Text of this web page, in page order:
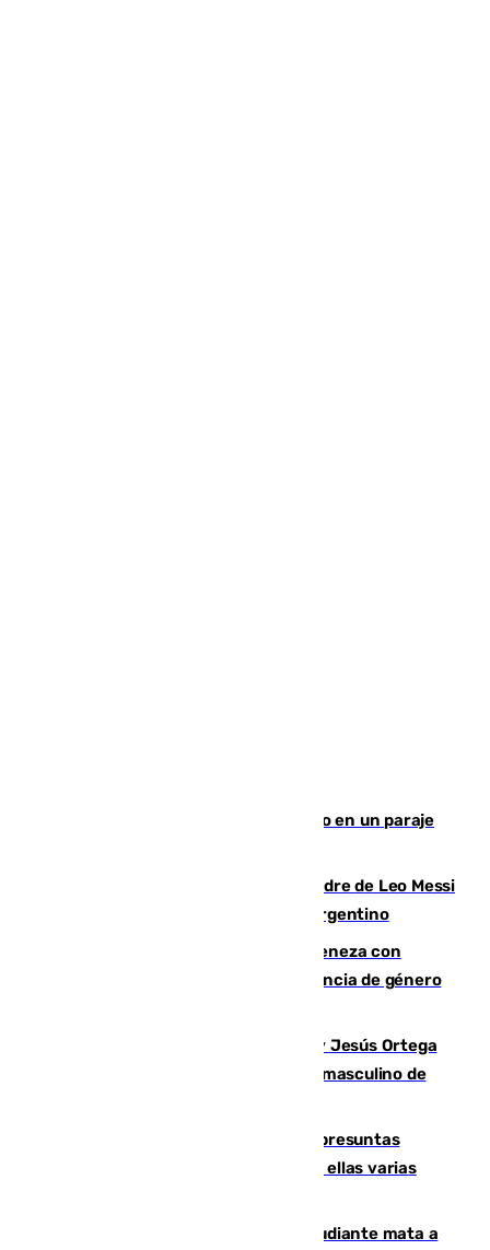
Los Bomberos combaten un incendio en un paraje
Muere a los 68 años Jorge Messi, padre de Leo Messi
y pieza fundamental en la carrera del argentino
Retiene a su mujer en su casa y ameneza con
quemar la vivienda: nuevo caso de violencia de género
Dos sevillanos de oro: Manuel Cruz y Jesús Ortega
ganan el campeonato del mundo sub19 masculino de
Un juzgado de Ceuta investiga seis presuntas
agresiones sexuales a migrantes, entre ellas varias
Desastre en Tailandia: un joven estudiante mata a